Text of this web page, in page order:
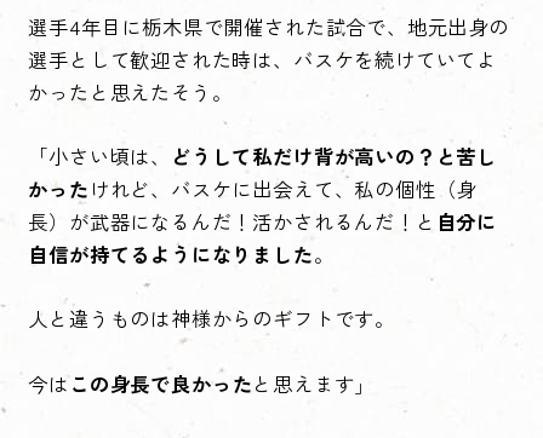
選手4年目に栃木県で開催された試合で、地元出身の
選手として歓迎された時は、バスケを続けていてよ
かったと思えたそう。
「小さい頃は、
どうして私だけ背が高いの？と苦し
かった けれど、バスケに出会えて、私の個性（身
長）が武器になるんだ！活かされるんだ！と 自分に
自信が持てるようになりました。
人と違うものは神様からのギフトです。
今はこの身長で良かったと思えます」